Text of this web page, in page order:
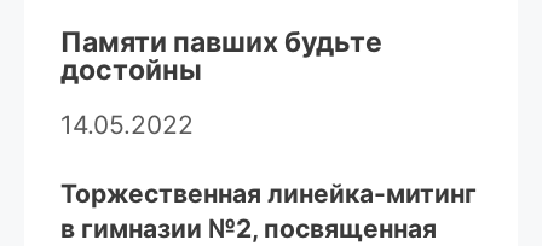
Памяти павших будьте
достойны
14.05.2022
Торжественная линейка-митинг
в гимназии №2, посвященная